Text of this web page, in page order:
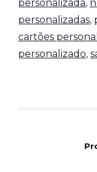
personalizada,
personalizadas,
cartões
personalizado,